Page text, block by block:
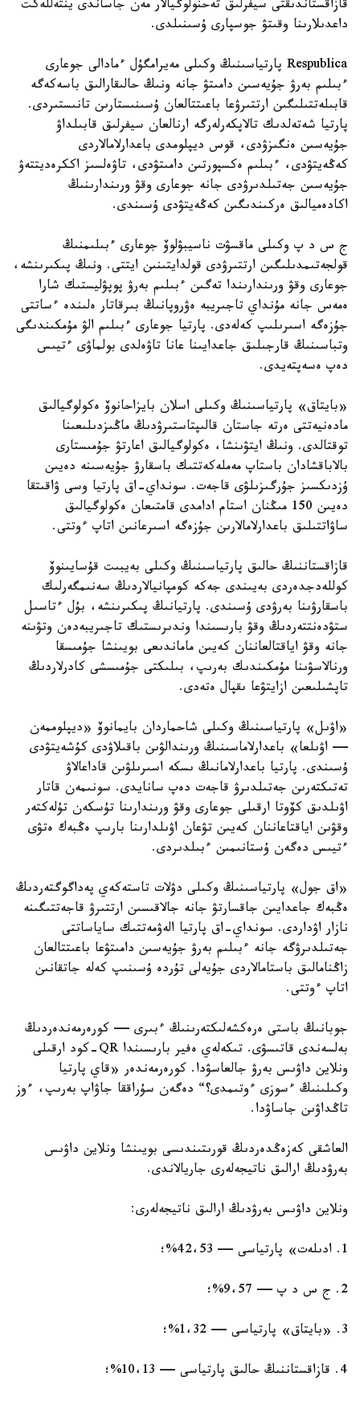
قازاقستاندىقتى سيفرلىق تەحنولوگيالار مەن جاساندى ينتەللەكت
داعدىلارىنا وقىتۋ جوسپارى ۇسىنىلدى.
Respublica پارتياسىنىڭ وكىلى مەيرامگۇل ءمادالى جوعارى
ءبىلىم بەرۋ جۇيەسىن دامىتۋ جانە ونىڭ حالىقارالىق باسەكەگە
قابىلەتتىلىگىن ارتتىرۋعا باعىتتالعان ۇسىنىستارىن تانىستىردى.
پارتيا شەتەلدىك تالاپكەرلەرگە ارنالعان سيفرلىق قابىلداۋ
جۇيەسىن ەنگىزۋدى، قوس ديپلومدى باعدارلامالاردى
كەڭەيتۋدى، ءبىلىم ەكسپورتىن دامىتۋدى، تاۋەلسىز اككرەديتتەۋ
جۇيەسىن جەتىلدىرۋدى جانە جوعارى وقۋ ورىندارىنىڭ
اكادەميالىق ەركىندىگىن كەڭەيتۋدى ۇسىندى.
ج س د پ وكىلى ماقسۋت ناسيبۋلوۆ جوعارى ءبىلىمنىڭ
قولجەتىمدىلىگىن ارتتىرۋدى قولدايتىنىن ايتتى. ونىڭ پىكىرىنشە،
جوعارى وقۋ ورىندارىندا تەگىن ءبىلىم بەرۋ پوپۋليستىك شارا
ەمەس جانە مۇنداي تاجىريبە ەۋروپانىڭ بىرقاتار ەلىندە ءساتتى
جۇزەگە اسىرىلىپ كەلەدى. پارتيا جوعارى ءبىلىم الۋ مۇمكىندىگى
وتباسىنىڭ قارجىلىق جاعدايىنا عانا تاۋەلدى بولماۋى ءتيىس
دەپ ەسەپتەيدى.
«بايتاق» پارتياسىنىڭ وكىلى اسلان بايزاحانوۆ ەكولوگيالىق
مادەنيەتتى ەرتە جاستان قالىپتاستىرۋدىڭ ماڭىزدىلىعىنا
توقتالدى. ونىڭ ايتۋىنشا، ەكولوگيالىق اعارتۋ جۇمىستارى
بالاباقشادان باستاپ مەملەكەتتىك باسقارۋ جۇيەسىنە دەيىن
ۇزدىكسىز جۇرگىزىلۋى قاجەت. سونداي-اق پارتيا وسى ۋاقىتقا
دەيىن 150 مىڭنان استام ادامدى قامتىعان ەكولوگيالىق
ساۋاتتىلىق باعدارلامالارىن جۇزەگە اسىرعانىن اتاپ ءوتتى.
قازاقستاننىڭ حالىق پارتياسىنىڭ وكىلى بەيبىت قۇسايىنوۆ
كوللەدجدەردى بەيىندى جەكە كومپانيالاردىڭ سەنىمگەرلىك
باسقارۋىنا بەرۋدى ۇسىندى. پارتيانىڭ پىكىرىنشە، بۇل ءتاسىل
ستۋدەنتتەردىڭ وقۋ بارىسىندا وندىرىستىك تاجىريبەدەن وتۋىنە
جانە وقۋ اياقتالعاننان كەيىن ماماندىعى بويىنشا جۇمىسقا
ورنالاسۋىنا مۇمكىندىك بەرىپ، بىلىكتى جۇمىسشى كادرلاردىڭ
تاپشىلىعىن ازايتۋعا ىقپال ەتەدى.
«اۋىل» پارتياسىنىڭ وكىلى شاحماردان بايمانوۆ «ديپلوممەن
— اۋىلعا» باعدارلاماسىنىڭ ورىندالۋىن باقىلاۋدى كۇشەيتۋدى
ۇسىندى. پارتيا باعدارلامانىڭ ىسكە اسىرىلۋىن قاداعالاۋ
تەتىكتەرىن جەتىلدىرۋ قاجەت دەپ سانايدى. سونىمەن قاتار
اۋىلدىق كۆوتا ارقىلى جوعارى وقۋ ورىندارىنا تۇسكەن تۇلەكتەر
وقۋىن اياقتاعاننان كەيىن تۋعان اۋىلدارىنا بارىپ ەڭبەك ەتۋى
ءتيىس دەگەن ۇستانىمىن ءبىلدىردى.
«اق جول» پارتياسىنىڭ وكىلى دۋلات تاستەكەي پەداگوگتەردىڭ
ەڭبەك جاعدايىن جاقسارتۋ جانە جالاقىسىن ارتتىرۋ قاجەتتىگىنە
نازار اۋداردى. سونداي-اق پارتيا الەۋمەتتىك ساياساتتى
جەتىلدىرۋگە جانە ءبىلىم بەرۋ جۇيەسىن دامىتۋعا باعىتتالعان
زاڭنامالىق باستامالاردى جۇيەلى تۇردە ۇسىنىپ كەلە جاتقانىن
اتاپ ءوتتى.
جوبانىڭ باستى ەرەكشەلىكتەرىنىڭ ءبىرى — كورەرمەندەردىڭ
بەلسەندى قاتىسۋى. تىكەلەي ەفير بارىسىندا QR-كود ارقىلى
ونلاين داۋىس بەرۋ جالعاسۋدا. كورەرمەندەر «قاي پارتيا
وكىلىنىڭ ءسوزى ءوتىمدى؟“ دەگەن سۇراققا جاۋاپ بەرىپ، ءوز
تاڭداۋىن جاساۋدا.
العاشقى كەزەڭدەردىڭ قورىتىندىسى بويىنشا ونلاين داۋىس
بەرۋدىڭ ارالىق ناتيجەلەرى جاريالاندى.
ونلاين داۋىس بەرۋدىڭ ارالىق ناتيجەلەرى:
1. ادىلەت» پارتياسى — 42،53%؛
2. ج س د پ — 9،57%؛
3. «بايتاق» پارتياسى — 1،32%؛
4. قازاقستاننىڭ حالىق پارتياسى — 10،13%؛